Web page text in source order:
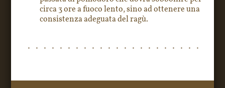
circa 3 ore a fuoco lento, sino ad ottenere una
consistenza adeguata del ragù.